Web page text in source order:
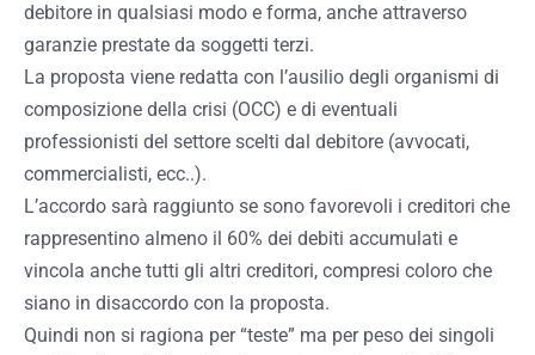
debitore in qualsiasi modo e forma, anche attraverso
garanzie prestate da soggetti terzi.
La proposta viene redatta con l’ausilio degli organismi di
composizione della crisi (OCC) e di eventuali
professionisti del settore scelti dal debitore (avvocati,
commercialisti, ecc..).
L’accordo sarà raggiunto se sono favorevoli i creditori che
rappresentino almeno il 60% dei debiti accumulati e
vincola anche tutti gli altri creditori, compresi coloro che
siano in disaccordo con la proposta.
Quindi non si ragiona per “teste” ma per peso dei singoli